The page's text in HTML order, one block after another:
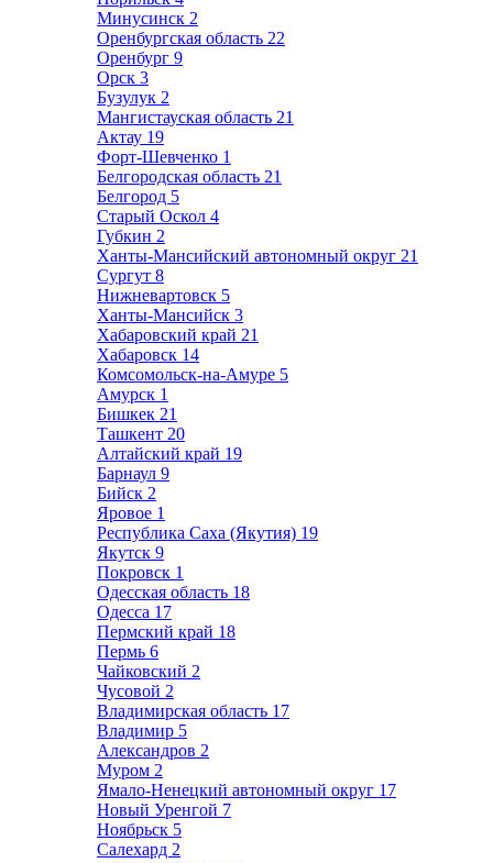
Минусинск 2
Оренбургская область 22
Оренбург 9
Орск 3
Бузулук 2
Мангистауская область 21
Актау 19
Форт-Шевченко 1
Белгородская область 21
Белгород 5
Старый Оскол 4
Губкин 2
Ханты-Мансийский автономный округ 21
Сургут 8
Нижневартовск 5
Ханты-Мансийск 3
Хабаровский край 21
Хабаровск 14
Комсомольск-на-Амуре 5
Амурск 1
Бишкек 21
Ташкент 20
Алтайский край 19
Барнаул 9
Бийск 2
Яровое 1
Республика Саха (Якутия) 19
Якутск 9
Покровск 1
Одесская область 18
Одесса 17
Пермский край 18
Пермь 6
Чайковский 2
Чусовой 2
Владимирская область 17
Владимир 5
Александров 2
Муром 2
Ямало-Ненецкий автономный округ 17
Новый Уренгой 7
Ноябрьск 5
Салехард 2